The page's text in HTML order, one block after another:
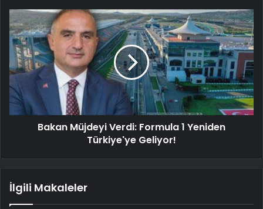
Bakan Müjdeyi Verdi: Formula 1 Yeniden
Türkiye'ye Geliyor!
İlgili Makaleler